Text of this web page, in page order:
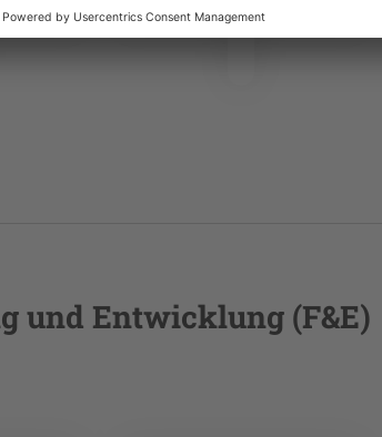
und Entwicklung (F&E)